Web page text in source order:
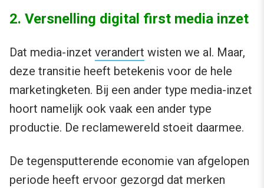
2. Versnelling digital first media inzet
Dat media-inzet verandert wisten we al. Maar,
deze transitie heeft betekenis voor de hele
marketingketen. Bij een ander type media-inzet
hoort namelijk ook vaak een ander type
productie. De reclamewereld stoeit daarmee.
De tegensputterende economie van afgelopen
periode heeft ervoor gezorgd dat merken